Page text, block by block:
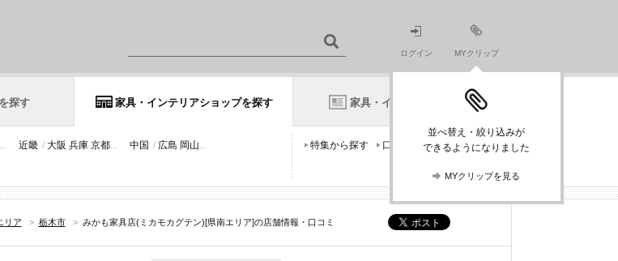
ログイン MYクリップ
並べ替え・絞り込みが
できるようになりました
MYクリップを見る
探す 家具・インテリアショップを探す 家具・インテリアニュース
近畿 / 大阪 兵庫 京都... 中国 / 広島 岡山...
特集から探す 口コミから探す
リア > 栃木市 > みかも家具店(ミカモカグテン)[県南エリア]の店舗情報・口コミ